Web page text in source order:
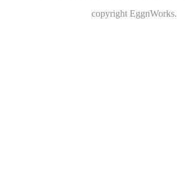
copyright EggnWorks.